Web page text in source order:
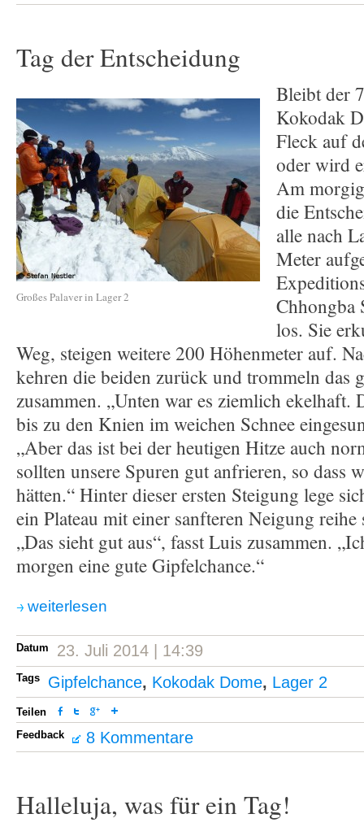
Tag der Entscheidung
Großes Palaver in Lager 2
Bleibt der
Kokodak
Fleck auf
oder wird
Am
die
alle nach
Meter
Chhongba
los. Sie
Weg, steigen weitere 200 Höhenmeter auf.
kehren die beiden zurück und trommeln das
zusammen. „Unten war es ziemlich ekelhaft.
bis zu den Knien im weichen Schnee
„Aber das ist bei der heutigen Hitze auch
sollten unsere Spuren gut anfrieren, so dass
hätten.“ Hinter dieser ersten Steigung lege
ein Plateau mit einer sanfteren Neigung reihe
„Das sieht gut aus“, fasst Luis zusammen.
morgen eine gute Gipfelchance.“
weiterlesen
Datum 23. Juli 2014 | 14:39
Tags Gipfelchance, Kokodak Dome, Lager 2
Teilen
Feedback
8 Kommentare
Halleluja, was für ein Tag!